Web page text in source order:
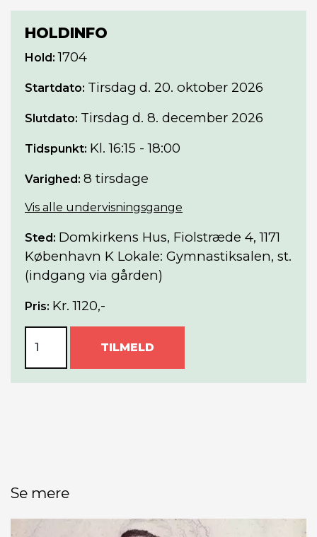
HOLDINFO
Hold: 1704
Startdato: Tirsdag d. 20. oktober 2026
Slutdato: Tirsdag d. 8. december 2026
Tidspunkt: Kl. 16:15 - 18:00
Varighed: 8 tirsdage
Vis alle undervisningsgange
Sted: Domkirkens Hus, Fiolstræde 4, 1171
København K Lokale: Gymnastiksalen, st.
(indgang via gården)
Pris: Kr. 1120,-
TILMELD
Se mere